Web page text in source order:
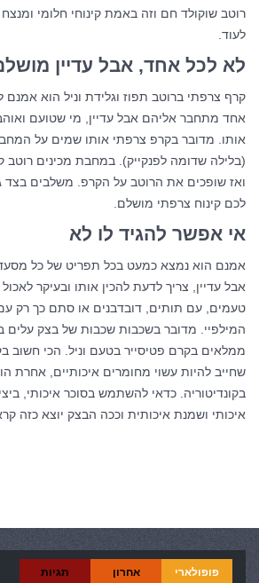
רוטב שוקולד חם וזה באמת קינוחי חלומי
לעוד.
לא לכל אחד, אבל עדיין
קרף צרפתי ברוטב תפוז וגלידת וניל הוא
אחד מתחבר אליהם אבל עדיין, מי שטועם
אותו. מדובר בקרפ צרפתי אותו שמים על
(בלילה שדומה לפנקייק). במחבת מכינים
ואז שופכים את הרוטב על הקרפ. משלבים בצד
לכם קינוח צרפתי מושלם.
אי אפשר להגיד לו לא
אמנם הוא נמצא כמעט בכל תפריט של כל
אבל עדיין, צריך לדעת להכין אותו ובעיקר
טעמים, עם תותים, דובדבנים או סתם כך רק
המילפיי. מדובר בשכבות שכבות של בצק
ממלאים בקרם פטיסייר בטעם וניל. הכי חשוב
שחייב להיות עשוי מחומרים איכותיים, אחרת
בקונדיטוריה. כדאי להשתמש בסוכר איכותי,
איכותי ושמנת איכותית וככה הבצק יוצא כזה
פופולארי אחרון תגיות